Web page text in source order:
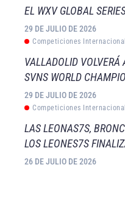
EL WXV GLOBAL
29 DE JULIO DE 2026
Competiciones
VALLADOLID VOLVERÁ
SVNS WORLD
29 DE JULIO DE 2026
Competiciones
LAS LEONAS7S,
LOS LEONES7S
26 DE JULIO DE 2026